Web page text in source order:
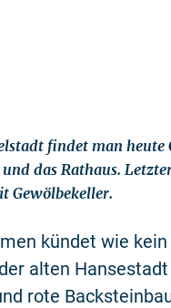
findet man heute
das Rathaus.
Gewölbekeller.
kündet wie
alten Hansestadt
rote